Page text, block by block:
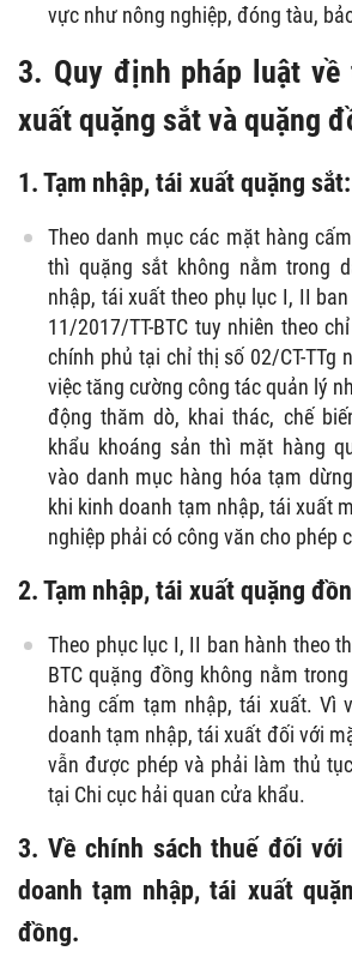
vực như nông nghiệp, đóng tàu,
3. Quy định pháp luật về
xuất quặng sắt và quặng
1. Tạm nhập, tái xuất quặng sắt:
Theo danh mục các mặt hàng
thì quặng sắt không nằm trong
nhập, tái xuất theo phụ lục I, II
11/2017/TT-BTC tuy nhiên theo
chính phủ tại chỉ thị số 02/CT-TTg
việc tăng cường công tác quản lý
động thăm dò, khai thác, chế
khẩu khoáng sản thì mặt hàng
vào danh mục hàng hóa tạm
khi kinh doanh tạm nhập, tái xuất
nghiệp phải có công văn cho phép
2. Tạm nhập, tái xuất quặng
Theo phục lục I, II ban hành theo
BTC quặng đồng không nằm
hàng cấm tạm nhập, tái xuất. Vì
doanh tạm nhập, tái xuất đối với
vẫn được phép và phải làm thủ
tại Chi cục hải quan cửa khẩu.
3. Về chính sách thuế đối
doanh tạm nhập, tái xuất
đồng.